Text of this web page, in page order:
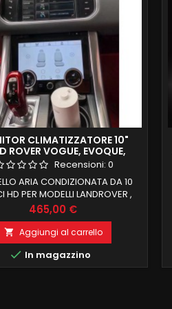
CLIMATIZZATORE 10"
ROVER VOGUE, EVOQUE,
SPORT TOUCH
Recensioni: 0
ARIA CONDIZIONATA DA 10
HD PER MODELLI LANDROVER ,
IL CLIMA IN MODO DIGITALE
Prezzo
465,00 €
 Aggiungi al carrello
 In magazzino